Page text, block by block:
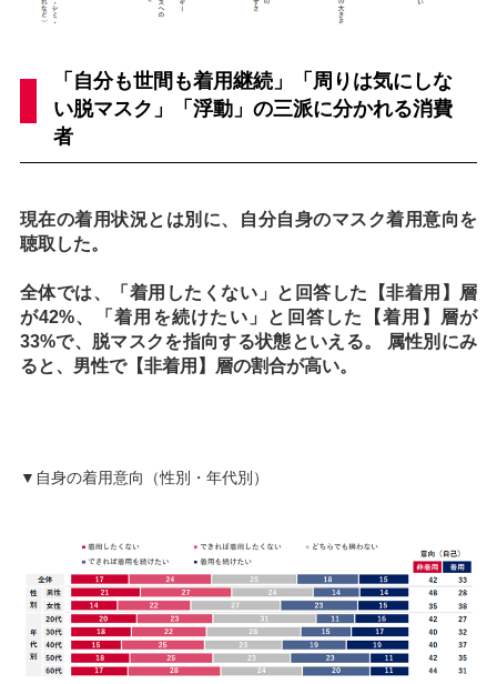
「自分も世間も着用継続」「周りは気にしな
い脱マスク」「浮動」の三派に分かれる消費
者
現在の着用状況とは別に、自分自身のマスク着用意向を
聴取した。
全体では、「着用したくない」と回答した【非着用】層
が42%、「着用を続けたい」と回答した【着用】層が
33%で、脱マスクを指向する状態といえる。 属性別にみ
ると、男性で【非着用】層の割合が高い。
▼自身の着用意向（性別・年代別）